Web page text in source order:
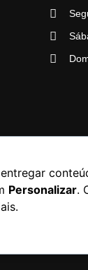
Auto Center
Personalizar.